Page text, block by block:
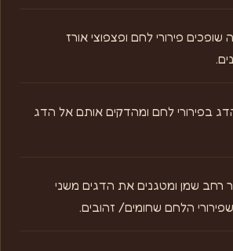
פירורי לחם ופצפוצי אורז
בפירורי לחם ומהדקים אותם אל הדג
רחב שמן ומטגנים את הדגים משני
הלחם שחומים/ זהובים.